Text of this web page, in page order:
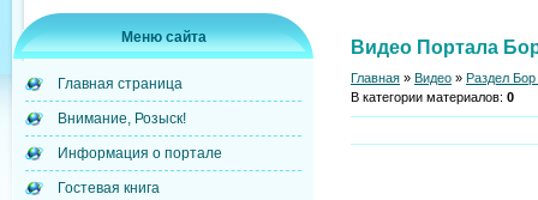
Меню сайта
Главная страница
Внимание, Розыск!
Информация о портале
Гостевая книга
Видео Портала
Главная » Видео » Раздел
В категории материалов: 0